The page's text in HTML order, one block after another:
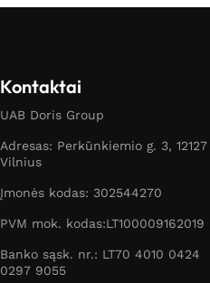
Kontaktai
UAB Doris Group
Adresas: Perkūnkiemio g. 3, 12127
Vilnius
Įmonės kodas: 302544270
PVM mok. kodas:LT100009162019
Banko sąsk. nr.: LT70 4010 0424
0297 9055